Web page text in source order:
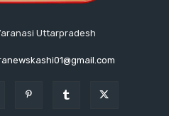
Uttarpradesh